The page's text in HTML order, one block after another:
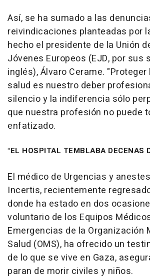
Así, se ha sumado a las
reivindicaciones planteadas por
hecho el presidente de la Unión
Jóvenes Europeos (EJD, por sus
inglés), Álvaro Cerame. "Proteger
salud es nuestro deber
silencio y la indiferencia sólo
que nuestra profesión no puede
enfatizado.
"EL HOSPITAL TEMBLABA DECENAS
El médico de Urgencias y
Incertis, recientemente
donde ha estado en dos
voluntario de los Equipos
Emergencias de la Organización
Salud (OMS), ha ofrecido un
de lo que se vive en Gaza,
paran de morir civiles y niños.